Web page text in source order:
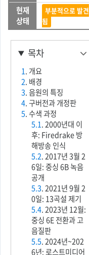
현재
상태
부분적으로 발견
됨
목차
1. 개요
2. 배경
3. 음원의 특징
4. 구버전과 개정판
5. 수색 과정
5.1. 2000년대 이
후: Firedrake 방
해방송 인식
5.2. 2017년 3월 2
6일: 중싱 6B 녹음
공개
5.3. 2021년 9월 2
0일: 13곡설 제기
5.4. 2023년 12월:
중싱 6E 전환과 고
음질판
5.5. 2024년~202
6년: 로스트미디어